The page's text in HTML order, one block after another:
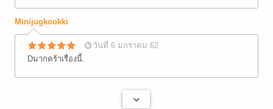
Minijugkookki
วันที่ 6 มกราคม 62
Dมากคร้าเรื่องนี้.